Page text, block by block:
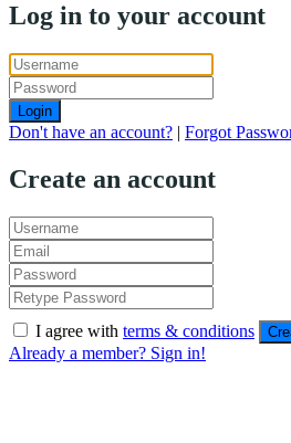
Log in to your account
Login
Don't have an account? | Forgot
Create an account
I agree with terms & conditions
Already a member? Sign in!